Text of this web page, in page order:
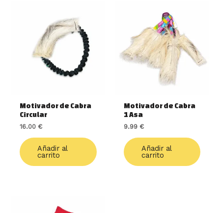
Motivador de Cabra
Circular
16.00 €
Añadir al
carrito
Motivador de Cabra
1 Asa
9.99 €
Añadir al
carrito